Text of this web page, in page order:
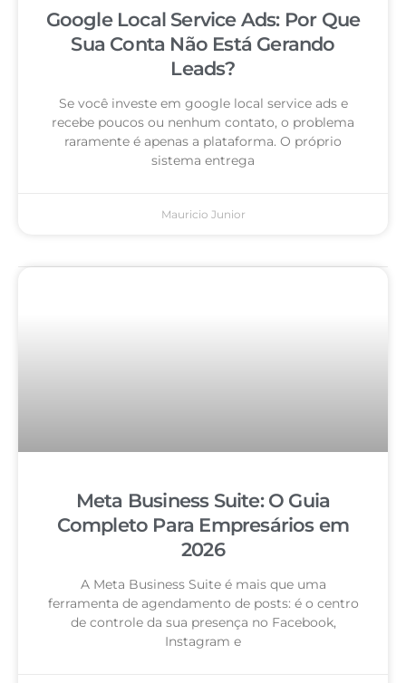
Google Local Service Ads: Por Que
Sua Conta Não Está Gerando
Leads?
Se você investe em google local service ads e
recebe poucos ou nenhum contato, o problema
raramente é apenas a plataforma. O próprio
sistema entrega
Mauricio Junior
Meta Business Suite: O Guia
Completo Para Empresários em
2026
A Meta Business Suite é mais que uma
ferramenta de agendamento de posts: é o centro
de controle da sua presença no Facebook,
Instagram e